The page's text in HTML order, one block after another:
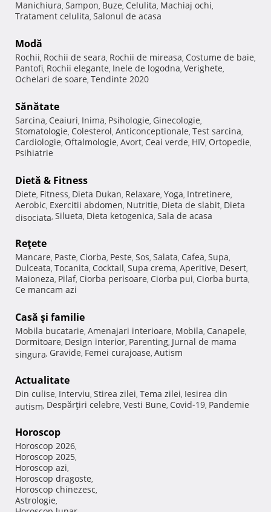
Manichiura, Sampon, Buze, Celulita, Machiaj ochi,
Tratament celulita, Salonul de acasa
Modă
Rochii, Rochii de seara, Rochii de mireasa, Costume de baie,
Pantofi, Rochii elegante, Inele de logodna, Verighete,
Ochelari de soare, Tendinte 2020
Sănătate
Sarcina, Ceaiuri, Inima, Psihologie, Ginecologie,
Stomatologie, Colesterol, Anticonceptionale, Test sarcina,
Cardiologie, Oftalmologie, Avort, Ceai verde, HIV, Ortopedie,
Psihiatrie
Dietă & Fitness
Diete, Fitness, Dieta Dukan, Relaxare, Yoga, Intretinere,
Aerobic, Exercitii abdomen, Nutritie, Dieta de slabit, Dieta
disociata, Silueta, Dieta ketogenica, Sala de acasa
Reţete
Mancare, Paste, Ciorba, Peste, Sos, Salata, Cafea, Supa,
Dulceata, Tocanita, Cocktail, Supa crema, Aperitive, Desert,
Maioneza, Pilaf, Ciorba perisoare, Ciorba pui, Ciorba burta,
Ce mancam azi
Casă şi familie
Mobila bucatarie, Amenajari interioare, Mobila, Canapele,
Dormitoare, Design interior, Parenting, Jurnal de mama
singura, Gravide, Femei curajoase, Autism
Actualitate
Din culise, Interviu, Stirea zilei, Tema zilei, Iesirea din
autism, Despărţiri celebre, Vesti Bune, Covid-19, Pandemie
Horoscop
Horoscop 2026,
Horoscop 2025,
Horoscop azi,
Horoscop dragoste,
Horoscop chinezesc,
Astrologie,